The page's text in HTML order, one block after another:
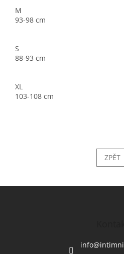
M
93-98 cm
S
88-93 cm
XL
103-108 cm
ZPĚT
info@